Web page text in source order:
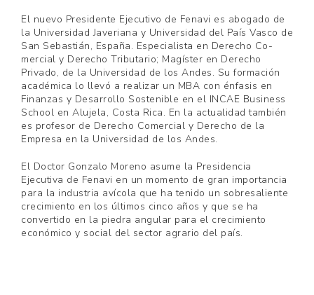
El nuevo Presidente Ejecutivo de Fenavi es abogado de
la Universidad Javeriana y Universidad del País Vasco de
San Sebastián, España. Especialista en Derecho Co­
mercial y Derecho Tributario; Magíster en Derecho
Privado, de la Universidad de los Andes. Su formación
académica lo llevó a realizar un MBA con énfasis en
Finanzas y Desarrollo Sostenible en el INCAE Business
School en Alujela, Costa Rica. En la actualidad también
es profesor de Derecho Comercial y Derecho de la
Empresa en la Universidad de los Andes.
El Doctor Gonzalo Moreno asume la Presidencia
Ejecutiva de Fenavi en un momento de gran importancia
para la industria avícola que ha tenido un sobresaliente
crecimiento en los últimos cinco años y que se ha
convertido en la piedra angular para el crecimiento
económico y social del sector agrario del país.